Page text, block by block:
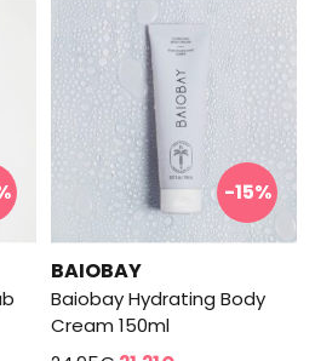
-15%
BAIOBAY
Baiobay Hydrating Body
Cream 150ml